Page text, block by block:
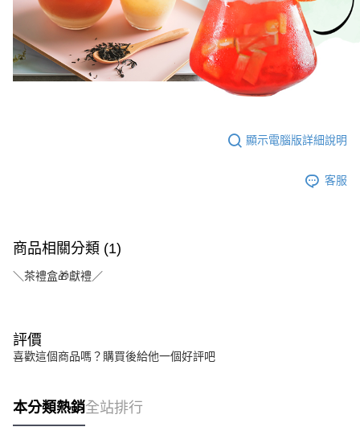
顯示電腦版詳細說明
客服
商品相關分類 (1)
＼茶禮盒🎁獻禮／
評價
喜歡這個商品嗎？購買後給他一個好評吧
本分類熱銷全站排行